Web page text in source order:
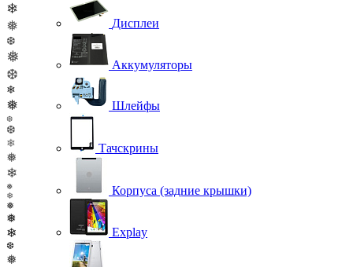
❄
❅
❆
❅
❆
❄
❅
❆
❆
❄
❅
❄
❅
❄
❅
❅
❄
❆
❅
Дисплеи
Аккумуляторы
Шлейфы
Тачскрины
Корпуса (задние крышки)
Explay